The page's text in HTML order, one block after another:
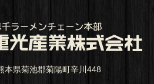
県菊池郡菊陽町辛川448